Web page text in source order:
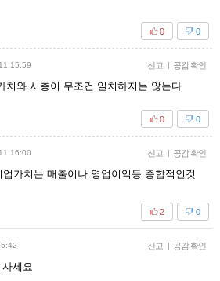
0
0
15:59 신고 | 공감 확인
치와 시총이 무조건 일치하지는 않는다
0
0
16:00 신고 | 공감 확인
업가치는 매출이나 영업이익등 종합적인것
0
2
신고 | 공감 확인
세요